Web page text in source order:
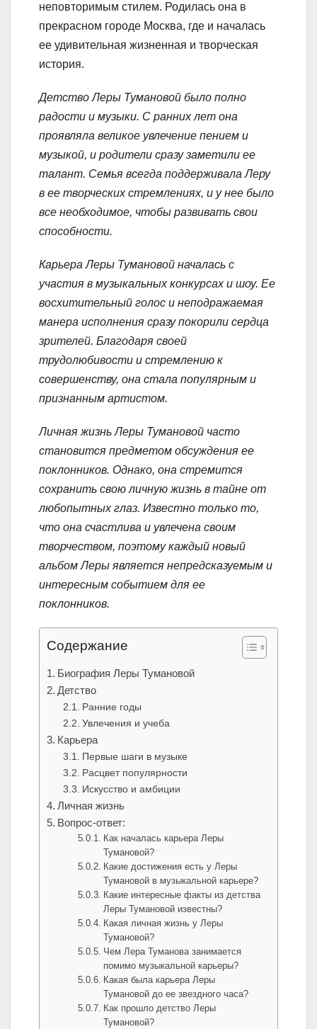
неповторимым стилем. Родилась она в
прекрасном городе Москва, где и началась
ее удивительная жизненная и творческая
история.
Детство Леры Тумановой было полно
радости и музыки. С ранних лет она
проявляла великое увлечение пением и
музыкой, и родители сразу заметили ее
талант. Семья всегда поддерживала Леру
в ее творческих стремлениях, и у нее было
все необходимое, чтобы развивать свои
способности.
Карьера Леры Тумановой началась с
участия в музыкальных конкурсах и шоу. Ее
восхитительный голос и неподражаемая
манера исполнения сразу покорили сердца
зрителей. Благодаря своей
трудолюбивости и стремлению к
совершенству, она стала популярным и
признанным артистом.
Личная жизнь Леры Тумановой часто
становится предметом обсуждения ее
поклонников. Однако, она стремится
сохранить свою личную жизнь в тайне от
любопытных глаз. Известно только то,
что она счастлива и увлечена своим
творчеством, поэтому каждый новый
альбом Леры является непредсказуемым и
интересным событием для ее
поклонников.
Содержание
Биография Леры Тумановой
Детство
Ранние годы
Увлечения и учеба
Карьера
Первые шаги в музыке
Расцвет популярности
Искусство и амбиции
Личная жизнь
Вопрос-ответ:
Как началась карьера Леры
Тумановой?
Какие достижения есть у Леры
Тумановой в музыкальной карьере?
Какие интересные факты из детства
Леры Тумановой известны?
Какая личная жизнь у Леры
Тумановой?
Чем Лера Туманова занимается
помимо музыкальной карьеры?
Какая была карьера Леры
Тумановой до ее звездного часа?
Как прошло детство Леры
Тумановой?